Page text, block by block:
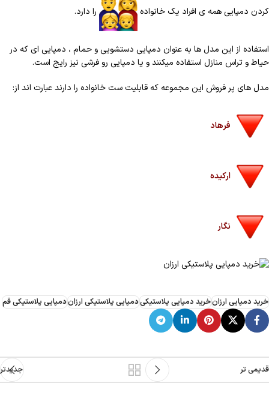
کردن دمپایی همه ی افراد یک خانواده را دارد.
استفاده از این مدل ها به عنوان دمپایی دستشویی و حمام ، دمپایی ای که در
حیاط و تراس منازل استفاده میکنند و یا دمپایی رو فرشی نیز رایج است.
مدل های پر فروش این مجموعه که قابلیت ست خانواده را دارند عبارت اند از:
فرهاد
ارکیده
نگار
خرید دمپایی ارزانخرید دمپایی پلاستیکیدمپایی پلاستیکی ارزاندمپایی پلاستیکی قم
جدیدتر قدیمی تر